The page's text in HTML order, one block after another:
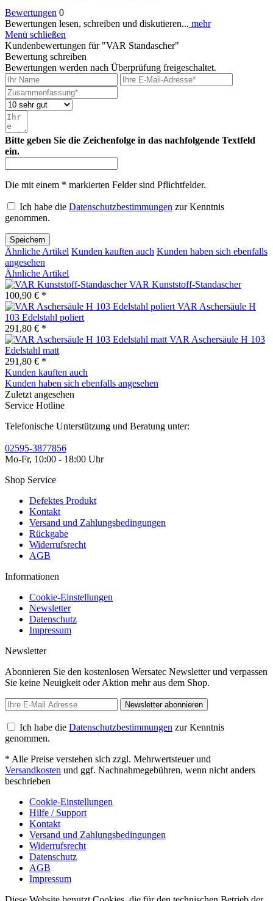
Bewertungen 0
Bewertungen lesen, schreiben und diskutieren... mehr
Menü schließen
Kundenbewertungen für "VAR Standascher"
Bewertung schreiben
Bewertungen werden nach Überprüfung freigeschaltet.
Bitte geben Sie die Zeichenfolge in das nachfolgende Textfeld
ein.
Die mit einem * markierten Felder sind Pflichtfelder.
Ich habe die Datenschutzbestimmungen zur Kenntnis
genommen.
Speichern
Ähnliche Artikel Kunden kauften auch Kunden haben sich ebenfalls
angesehen
Ähnliche Artikel
VAR Kunststoff-Standascher
100,90 € *
VAR Aschersäule H
103 Edelstahl poliert
291,80 € *
VAR Aschersäule H 103
Edelstahl matt
291,80 € *
Kunden kauften auch
Kunden haben sich ebenfalls angesehen
Zuletzt angesehen
Service Hotline
Telefonische Unterstützung und Beratung unter:
02595-3877856
Mo-Fr, 10:00 - 18:00 Uhr
Shop Service
Defektes Produkt
Kontakt
Versand und Zahlungsbedingungen
Rückgabe
Widerrufsrecht
AGB
Informationen
Cookie-Einstellungen
Newsletter
Datenschutz
Impressum
Newsletter
Abonnieren Sie den kostenlosen Wersatec Newsletter und verpassen
Sie keine Neuigkeit oder Aktion mehr aus dem Shop.
Newsletter abonnieren
Ich habe die Datenschutzbestimmungen zur Kenntnis
genommen.
* Alle Preise verstehen sich zzgl. Mehrwertsteuer und
Versandkosten und ggf. Nachnahmegebühren, wenn nicht anders
beschrieben
Cookie-Einstellungen
Hilfe / Support
Kontakt
Versand und Zahlungsbedingungen
Widerrufsrecht
Datenschutz
AGB
Impressum